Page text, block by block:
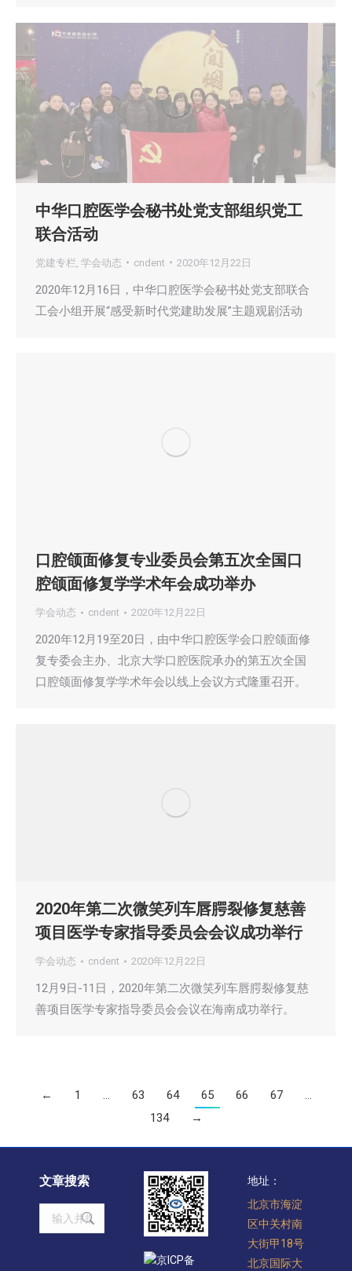
中华口腔医学会秘书处党支部组织党工
联合活动
党建专栏 学会动态 cndent 2020年12月22日
2020年12月16日，中华口腔医学会秘书处党支部联合
工会小组开展“感受新时代党建助发展”主题观剧活动
口腔颌面修复专业委员会第五次全国口
腔颌面修复学学术年会成功举办
学会动态 cndent 2020年12月22日
2020年12月19至20日，由中华口腔医学会口腔颌面修
复专委会主办、北京大学口腔医院承办的第五次全国
口腔颌面修复学学术年会以线上会议方式隆重召开。
2020年第二次微笑列车唇腭裂修复慈善
项目医学专家指导委员会会议成功举行
学会动态 cndent 2020年12月22日
12月9日-11日，2020年第二次微笑列车唇腭裂修复慈
善项目医学专家指导委员会会议在海南成功举行。
← 1 … 63 64 65 66 67
…
134
→
文章搜索
Search:
京ICP备
地址：
北京市海淀
区中关村南
大街甲18号
北京国际大